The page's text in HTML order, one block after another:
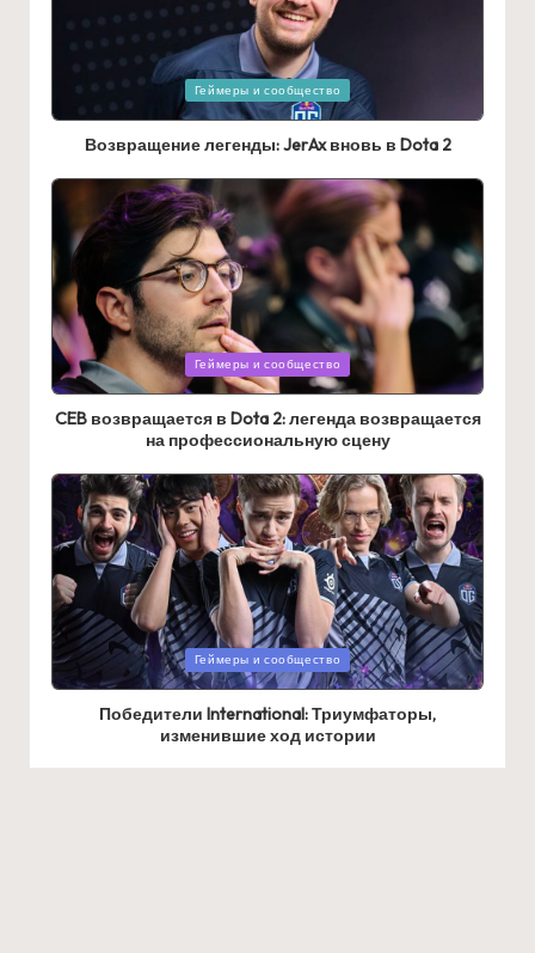
Posted
Геймеры и сообщество
Возвращение легенды: JerAx вновь в Dota 2
Posted
in
Геймеры и сообщество
CEB возвращается в Dota 2: легенда возвращается
на профессиональную сцену
Posted
in
Геймеры и сообщество
Победители International: Триумфаторы,
изменившие ход истории